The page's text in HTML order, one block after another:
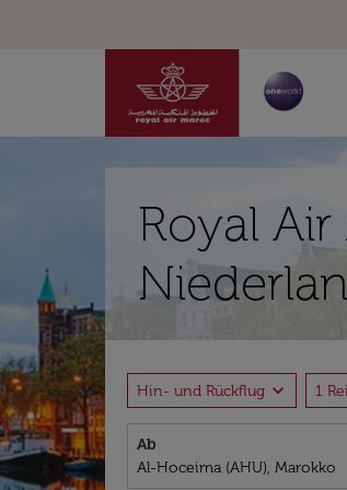
Royal
Hin- und Rückflug expand_more 1
Ab